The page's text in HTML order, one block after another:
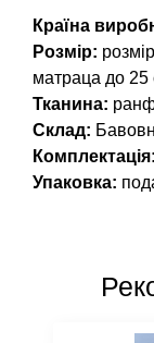
Країна
Розмір:
матраца до 25
Тканина:
Склад:
Комплектація:
Упаковка: